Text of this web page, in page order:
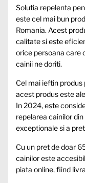
Solutia repelenta
este cel mai bun
Romania. Acest
calitate si este
orice persoana care
cainii ne doriti.
Cel mai ieftin
acest produs este
In 2024, este
repelarea cainilor
exceptionale si a
Cu un pret de doar
cainilor este
piata online, fiind